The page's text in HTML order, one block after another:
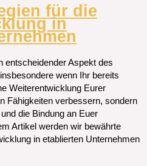
für die
in
entscheidender Aspekt des
wenn Ihr bereits
Weiterentwicklung Eurer
Fähigkeiten verbessern, sondern
die Bindung an Euer
Artikel werden wir bewährte
in etablierten Unternehmen